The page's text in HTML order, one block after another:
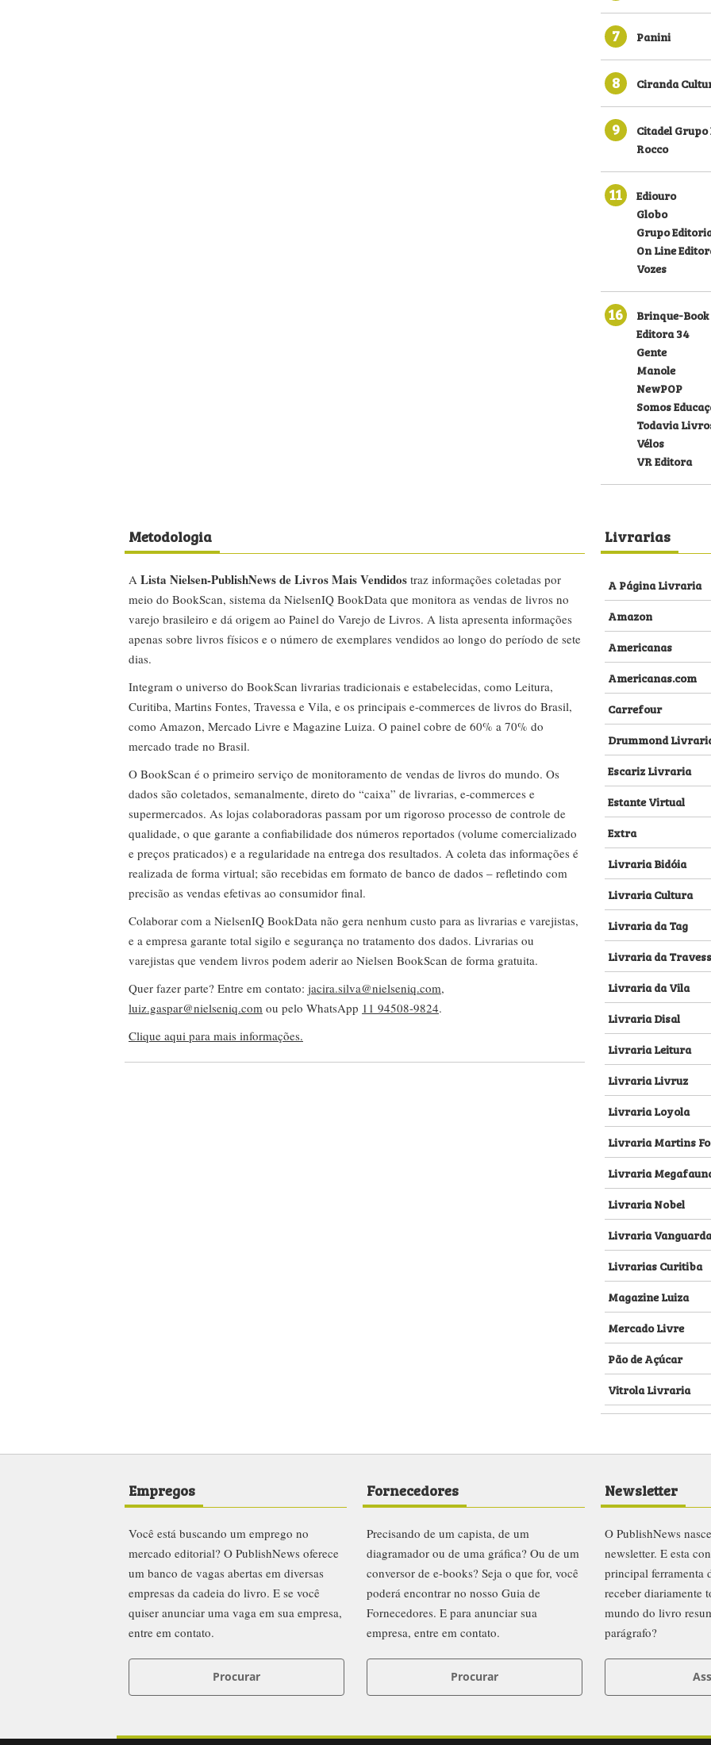
7 Panini
8 Ciranda
9
Citadel
Rocco
11
Ediouro
Globo
Grupo
On Line
Vozes
16
Brinque-Book
Editora 34
Gente
Manole
NewPOP
Somos
Todavia
Vélos
VR Editora
Metodologia
A Lista Nielsen-PublishNews de Livros Mais Vendidos traz informações coletadas por
meio do BookScan, sistema da NielsenIQ BookData que monitora as vendas de livros no
varejo brasileiro e dá origem ao Painel do Varejo de Livros. A lista apresenta informações
apenas sobre livros físicos e o número de exemplares vendidos ao longo do período de sete
dias.
Integram o universo do BookScan livrarias tradicionais e estabelecidas, como Leitura,
Curitiba, Martins Fontes, Travessa e Vila, e os principais e-commerces de livros do Brasil,
como Amazon, Mercado Livre e Magazine Luiza. O painel cobre de 60% a 70% do
mercado trade no Brasil.
O BookScan é o primeiro serviço de monitoramento de vendas de livros do mundo. Os
dados são coletados, semanalmente, direto do “caixa” de livrarias, e-commerces e
supermercados. As lojas colaboradoras passam por um rigoroso processo de controle de
qualidade, o que garante a confiabilidade dos números reportados (volume comercializado
e preços praticados) e a regularidade na entrega dos resultados. A coleta das informações é
realizada de forma virtual; são recebidas em formato de banco de dados – refletindo com
precisão as vendas efetivas ao consumidor final.
Colaborar com a NielsenIQ BookData não gera nenhum custo para as livrarias e varejistas,
e a empresa garante total sigilo e segurança no tratamento dos dados. Livrarias ou
varejistas que vendem livros podem aderir ao Nielsen BookScan de forma gratuita.
Quer fazer parte? Entre em contato: jacira.silva@nielseniq.com,
luiz.gaspar@nielseniq.com ou pelo WhatsApp 11 94508-9824.
Clique aqui para mais informações.
Livrarias
A Página Livraria
Amazon
Americanas
Americanas.com
Carrefour
Drummond
Escariz Livraria
Estante Virtual
Extra
Livraria Bidóia
Livraria Cultura
Livraria da Tag
Livraria da
Livraria da Vila
Livraria Disal
Livraria Leitura
Livraria Livruz
Livraria Loyola
Livraria Martins
Livraria
Livraria Nobel
Livraria Vanguarda
Livrarias Curitiba
Magazine Luiza
Mercado Livre
Pão de Açúcar
Vitrola Livraria
Empregos
Você está buscando um emprego no
mercado editorial? O PublishNews oferece
um banco de vagas abertas em diversas
empresas da cadeia do livro. E se você
quiser anunciar uma vaga em sua empresa,
entre em contato.
Procurar
Fornecedores
Precisando de um capista, de um
diagramador ou de uma gráfica? Ou de um
conversor de e-books? Seja o que for, você
poderá encontrar no nosso Guia de
Fornecedores. E para anunciar sua
empresa, entre em contato.
Procurar
Newsletter
O PublishNews
newsletter. E esta
principal ferramenta
receber diariamente
mundo do livro
parágrafo?